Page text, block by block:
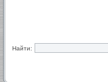
Найти: